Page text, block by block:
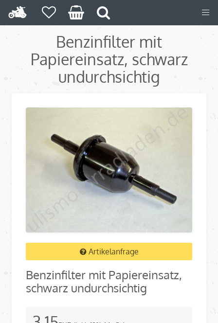
Benzinfilter mit
Papiereinsatz, schwarz
undurchsichtig
Artikelanfrage
Benzinfilter mit Papiereinsatz,
schwarz undurchsichtig